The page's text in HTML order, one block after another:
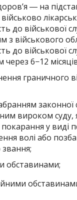
― на
до військової
з військового
до військової
6−12
граничного
законної
вироком суду,
у виді
волі або
звання;
обставинами;